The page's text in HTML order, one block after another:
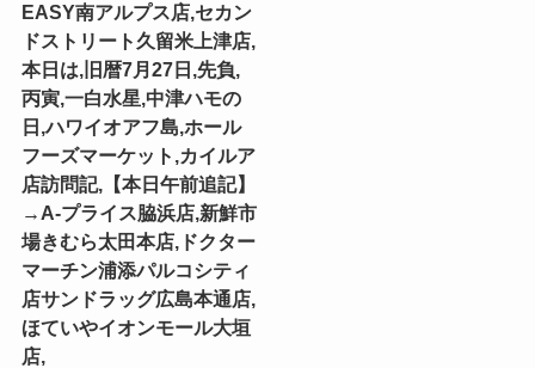
EASY南アルプス店,セカン
ドストリート久留米上津店,
本日は,旧暦7月27日,先負,
丙寅,一白水星,中津ハモの
日,ハワイオアフ島,ホール
フーズマーケット,カイルア
店訪問記,【本日午前追記】
→A-プライス脇浜店,新鮮市
場きむら太田本店,ドクター
マーチン浦添パルコシティ
店サンドラッグ広島本通店,
ほていやイオンモール大垣
店,